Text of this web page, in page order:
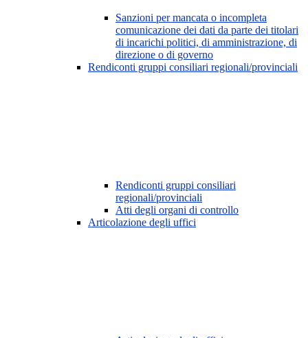
Sanzioni per mancata o incompleta
comunicazione dei dati da parte dei titolari
di incarichi politici, di amministrazione, di
direzione o di governo
Rendiconti gruppi consiliari regionali/provinciali
Rendiconti gruppi consiliari
regionali/provinciali
Atti degli organi di controllo
Articolazione degli uffici